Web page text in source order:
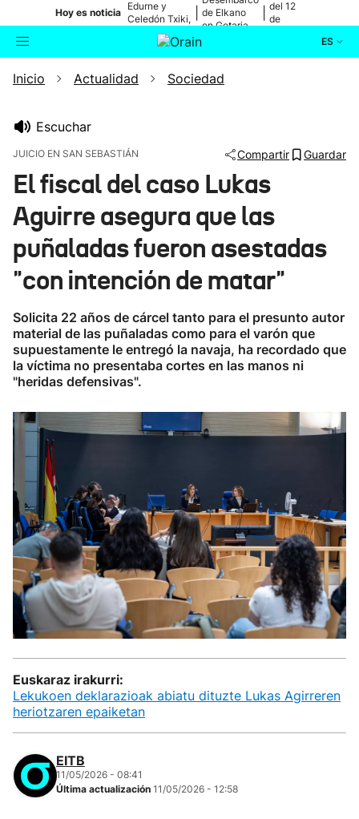
Hoy es noticia
Edurne y
Celedón Txiki,
en directo
de Elkano
en Getaria
del 12
de
ES
Buscador Actualidad
Ikusmiran
Eguraldia
Inicio Actualidad Sociedad
Escuchar
JUICIO EN SAN SEBASTIÁN Compartir Guardar
El fiscal del caso Lukas
Aguirre asegura que las
puñaladas fueron asestadas
"con intención de matar"
Solicita 22 años de cárcel tanto para el presunto autor
material de las puñaladas como para el varón que
supuestamente le entregó la navaja, ha recordado que
la víctima no presentaba cortes en las manos ni
"heridas defensivas".
Euskaraz irakurri:
Lekukoen deklarazioak abiatu dituzte Lukas Agirreren
heriotzaren epaiketan
EITB
11/05/2026 - 08:41
Última actualización 11/05/2026 - 12:58